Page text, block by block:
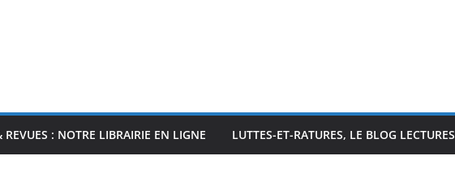
REVUES : NOTRE LIBRAIRIE EN LIGNE LUTTES-ET-RATURES, LE BLOG LECTURES